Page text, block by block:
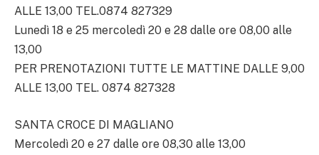
ALLE 13,00 TEL.0874 827329
Lunedì 18 e 25 mercoledì 20 e 28 dalle ore 08,00 alle
13,00
PER PRENOTAZIONI TUTTE LE MATTINE DALLE 9,00
ALLE 13,00 TEL. 0874 827328
SANTA CROCE DI MAGLIANO
Mercoledì 20 e 27 dalle ore 08,30 alle 13,00